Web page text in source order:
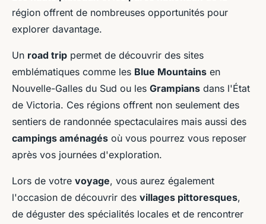
région offrent de nombreuses opportunités pour
explorer davantage.
Un road trip permet de découvrir des sites
emblématiques comme les Blue Mountains en
Nouvelle-Galles du Sud ou les Grampians dans l'État
de Victoria. Ces régions offrent non seulement des
sentiers de randonnée spectaculaires mais aussi des
campings aménagés où vous pourrez vous reposer
après vos journées d'exploration.
Lors de votre voyage, vous aurez également
l'occasion de découvrir des villages pittoresques,
de déguster des spécialités locales et de rencontrer